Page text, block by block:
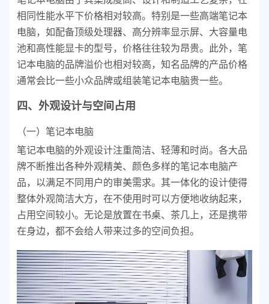
相同性能水平下价格相对较高。特别是一些高端笔记本
电脑，如配备顶级处理器、高分辨率显示屏、大容量电
池和高性能显卡的型号，价格往往较为昂贵。此外，笔
记本电脑的品牌溢价也相对较高，知名品牌的产品价格
通常会比一些小众品牌或组装笔记本电脑贵一些。
四、外观设计与空间占用
（一）笔记本电脑
笔记本电脑的外观设计注重简洁、轻薄和时尚。各大品
牌不断推出各种外观精美、颜色多样的笔记本电脑产
品，以满足不同用户的审美需求。其一体化的设计使得
整体外观简洁大方，在不使用时可以方便地收纳起来，
占用空间较小。无论是放置在书桌、茶几上，还是携带
在身边，都不会给人带来过多的空间负担。